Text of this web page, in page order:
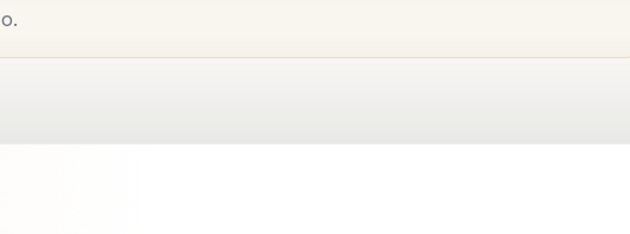
anticiparse a ellos, convirtiendo posibles crisis en oportunidades de